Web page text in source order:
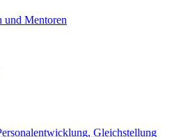
und Mentoren
Gleichstellung